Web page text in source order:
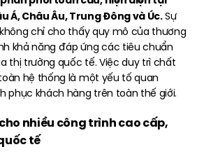
Á, Châu Âu, Trung Đông và Úc.Sự
chỉ cho thấy quy mô của thương
khả năng đáp ứng các tiêu chuẩn
thị trường quốc tế. Việc duy trì chất
hệ thống là một yếu tố quan
phục khách hàng trên toàn thế giới.
nhiều công trình cao cấp,
tế